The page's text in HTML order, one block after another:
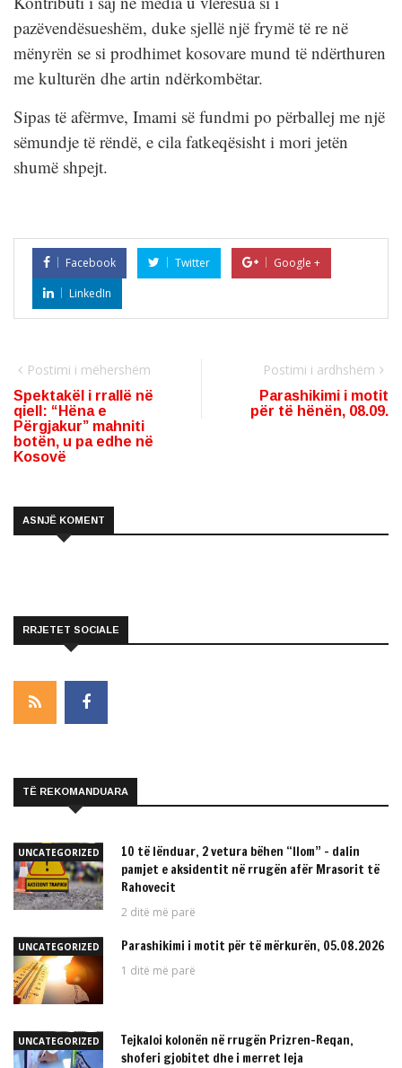
pazëvendësueshëm, duke sjellë një frymë të re në
mënyrën se si prodhimet kosovare mund të ndërthuren
me kulturën dhe artin ndërkombëtar.
Sipas të afërmve, Imami së fundmi po përballej me një
sëmundje të rëndë, e cila fatkeqësisht i mori jetën
shumë shpejt.
Facebook Twitter
Google +
LinkedIn
Postimi i mëhershëm
Spektakël i rrallë në
qiell: “Hëna e
Përgjakur” mahniti
botën, u pa edhe në
Kosovë
Postimi i ardhshëm
Parashikimi i motit
për të hënën, 08.09.
ASNJË KOMENT
RRJETET SOCIALE
TË REKOMANDUARA
UNCATEGORIZED
10 të lënduar, 2 vetura bëhen “llom” – dalin
pamjet e aksidentit në rrugën afër Mrasorit të
Rahovecit
2 ditë më parë
UNCATEGORIZED Parashikimi i motit për të mërkurën, 05.08.2026
1 ditë më parë
UNCATEGORIZED
Tejkaloi kolonën në rrugën Prizren-Reqan,
shoferi gjobitet dhe i merret leja